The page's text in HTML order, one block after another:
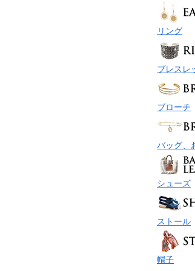
リング
ブレスレ
ブローチ
バッグ、
シューズ
ストール
帽子